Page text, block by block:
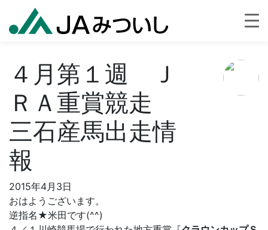
４月第１週 Ｊ
ＲＡ重賞競走
三石産馬出走情
報
2015年4月3日
おはようございます。
逆指名★米田です(^^)